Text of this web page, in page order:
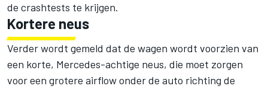
de crashtests te krijgen.
Kortere neus
Verder wordt gemeld dat de wagen wordt voorzien van
een korte, Mercedes-achtige neus, die moet zorgen
voor een grotere airflow onder de auto richting de